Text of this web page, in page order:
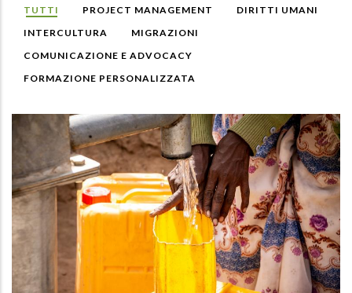
TUTTI PROJECT MANAGEMENT
DIRITTI UMANI
INTERCULTURA
MIGRAZIONI
COMUNICAZIONE E ADVOCACY
FORMAZIONE PERSONALIZZATA